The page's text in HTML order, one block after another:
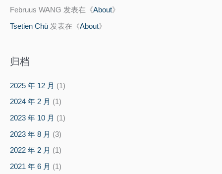
Februus WANG 发表在《About》
Tsetien Chü 发表在《About》
归档
2025 年 12 月 (1)
2024 年 2 月 (1)
2023 年 10 月 (1)
2023 年 8 月 (3)
2022 年 2 月 (1)
2021 年 6 月 (1)